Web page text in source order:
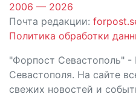
2006 — 2026
Почта редакции:
Политика обработки
"Форпост Севастополь"
Севастополя. На сайте
свежих новостей и